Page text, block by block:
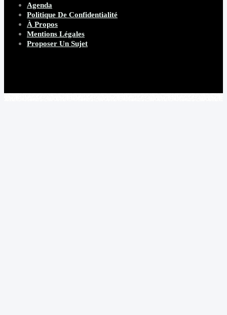
Agenda
Politique De Confidentialité
À Propos
Mentions Légales
Proposer Un Sujet